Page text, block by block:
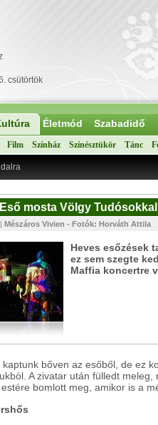
csütörtök
Életmód Szabadidő
Film Színház Színésztükör Tánc
mosta Völgy
Mészáros Vivien - Fotók: Horváth Attila
Heves esőzések
ez sem szegte
Maffia koncertre
bőven az esőből, de ez
A zivatar után fülledt
bomlott meg, amikor is a